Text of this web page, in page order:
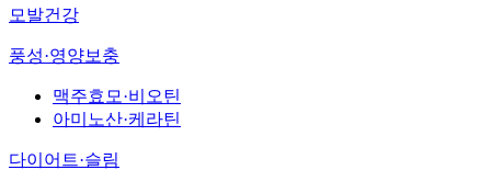
모발건강
풍성·영양보충
맥주효모·비오틴
아미노산·케라틴
다이어트·슬림